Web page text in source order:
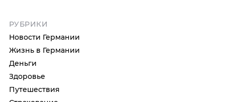
РУБРИКИ
Новости Германии
Жизнь в Германии
Деньги
Здоровье
Путешествия